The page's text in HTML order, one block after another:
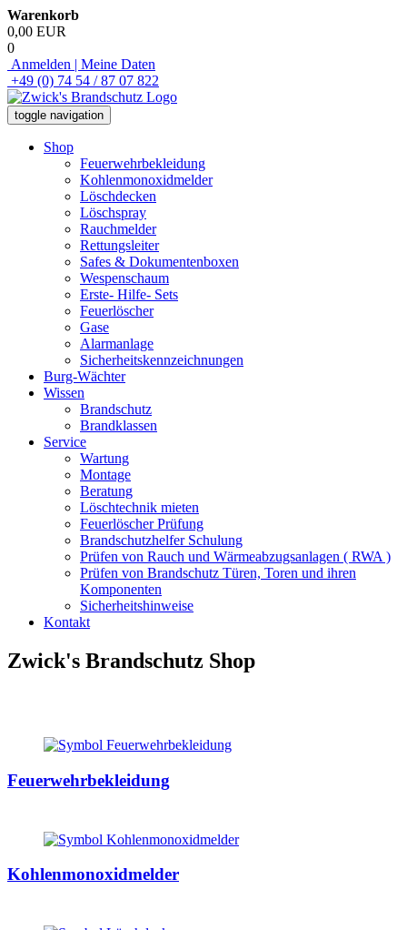
Warenkorb
0,00 EUR
0
Anmelden | Meine Daten
+49 (0) 74 54 / 87 07 822
toggle navigation
Shop
Feuerwehrbekleidung
Kohlenmonoxidmelder
Löschdecken
Löschspray
Rauchmelder
Rettungsleiter
Safes & Dokumentenboxen
Wespenschaum
Erste- Hilfe- Sets
Feuerlöscher
Gase
Alarmanlage
Sicherheitskennzeichnungen
Burg-Wächter
Wissen
Brandschutz
Brandklassen
Service
Wartung
Montage
Beratung
Löschtechnik mieten
Feuerlöscher Prüfung
Brandschutzhelfer Schulung
Prüfen von Rauch und Wärmeabzugsanlagen ( RWA )
Prüfen von Brandschutz Türen, Toren und ihren
Komponenten
Sicherheitshinweise
Kontakt
Zwick's Brandschutz Shop
Feuerwehrbekleidung
Kohlenmonoxidmelder